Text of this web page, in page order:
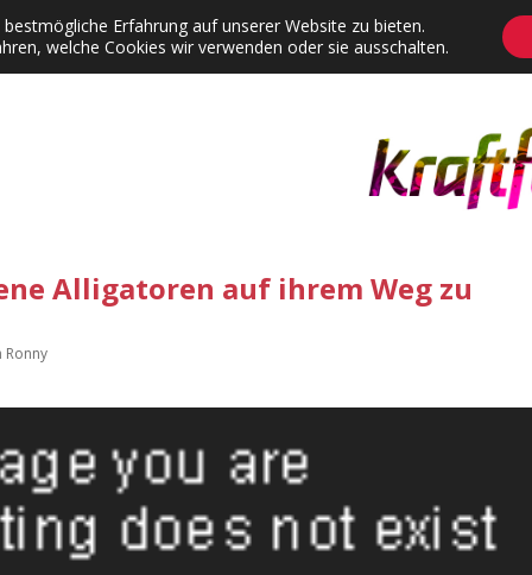
Dates Instagrams Contact Adventskalender Dropdown-Menü öffnen
Alligatoren auf ihrem Weg zu
Ronny
Erfahrung auf unserer Website zu bieten.
welche Cookies wir verwenden oder sie ausschalten.